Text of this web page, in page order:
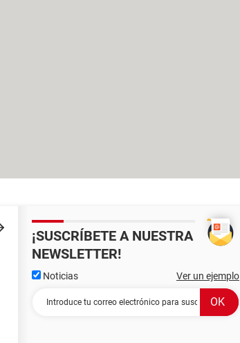
¡SUSCRÍBETE A NUESTRA
NEWSLETTER!
Noticias Ver un ejemplo